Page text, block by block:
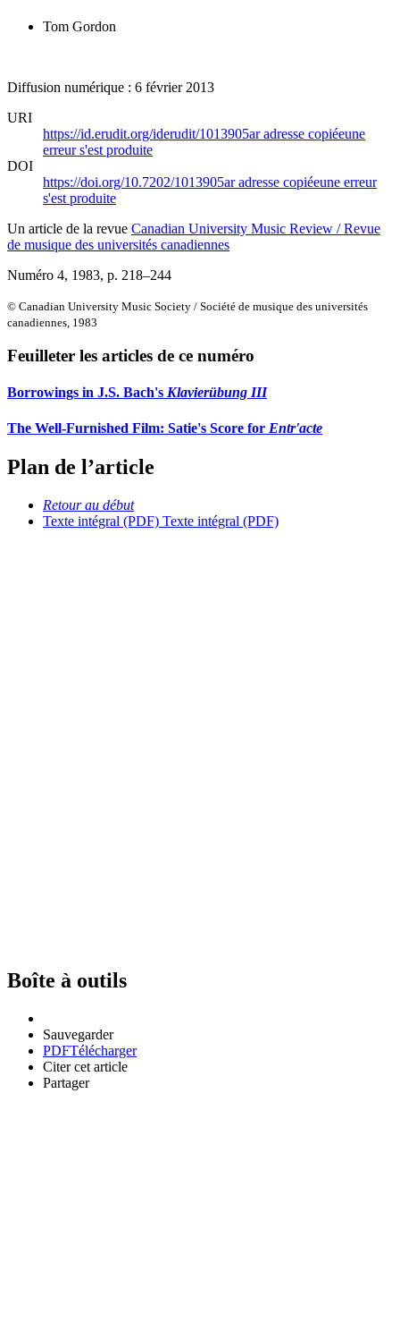
Tom Gordon
Diffusion numérique : 6 février 2013
URI
https://id.erudit.org/iderudit/1013905aradresse copiéeune
erreur s'est produite
DOI
https://doi.org/10.7202/1013905aradresse copiéeune erreur
s'est produite
Un article de la revue Canadian University Music Review / Revue
de musique des universités canadiennes
Numéro 4, 1983, p. 218–244
© Canadian University Music Society / Société de musique des universités
canadiennes, 1983
Feuilleter les articles de ce numéro
Borrowings in J.S. Bach's Klavierübung III
The Well-Furnished Film: Satie's Score for Entr'acte
Plan de l’article
Retour au début
Texte intégral (PDF) Texte intégral (PDF)
Boîte à outils
Sauvegarder
PDFTélécharger
Citer cet article
Partager